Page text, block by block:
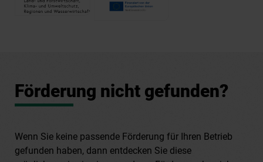
Förderung nicht gefunden?
Wenn Sie keine passende Förderung für Ihren Betrieb
gefunden haben, dann entdecken Sie diese